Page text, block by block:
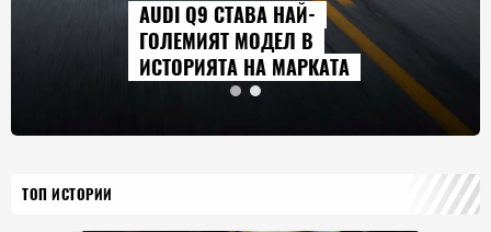
AUDI Q9 СТАВА НАЙ-
ГОЛЕМИЯТ МОДЕЛ В
ИСТОРИЯТА НА МАРКАТА
ТОП ИСТОРИИ